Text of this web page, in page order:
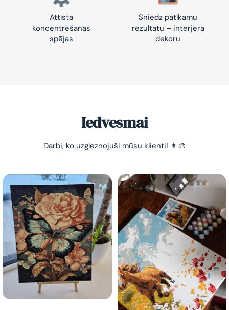
Attīsta
koncentrēšanās
spējas
Sniedz patīkamu
rezultātu – interjera
dekoru
Iedvesmai
Darbi, ko uzgleznojuši mūsu klienti! 👩‍🎨
-10% pirmajam pasūtījumam
GleznoPats.lvPrivātuma politika
SAŅEMT -10%